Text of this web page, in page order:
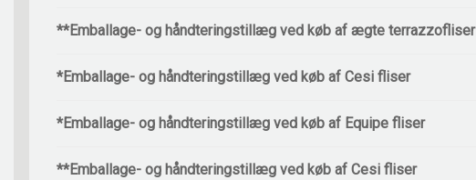
**Emballage- og håndteringstillæg ved køb af ægte terrazzofliser
*Emballage- og håndteringstillæg ved køb af Cesi fliser
*Emballage- og håndteringstillæg ved køb af Equipe fliser
**Emballage- og håndteringstillæg ved køb af Cesi fliser